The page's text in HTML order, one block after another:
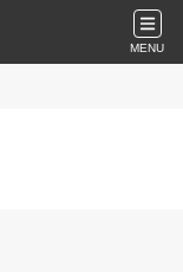
MENU